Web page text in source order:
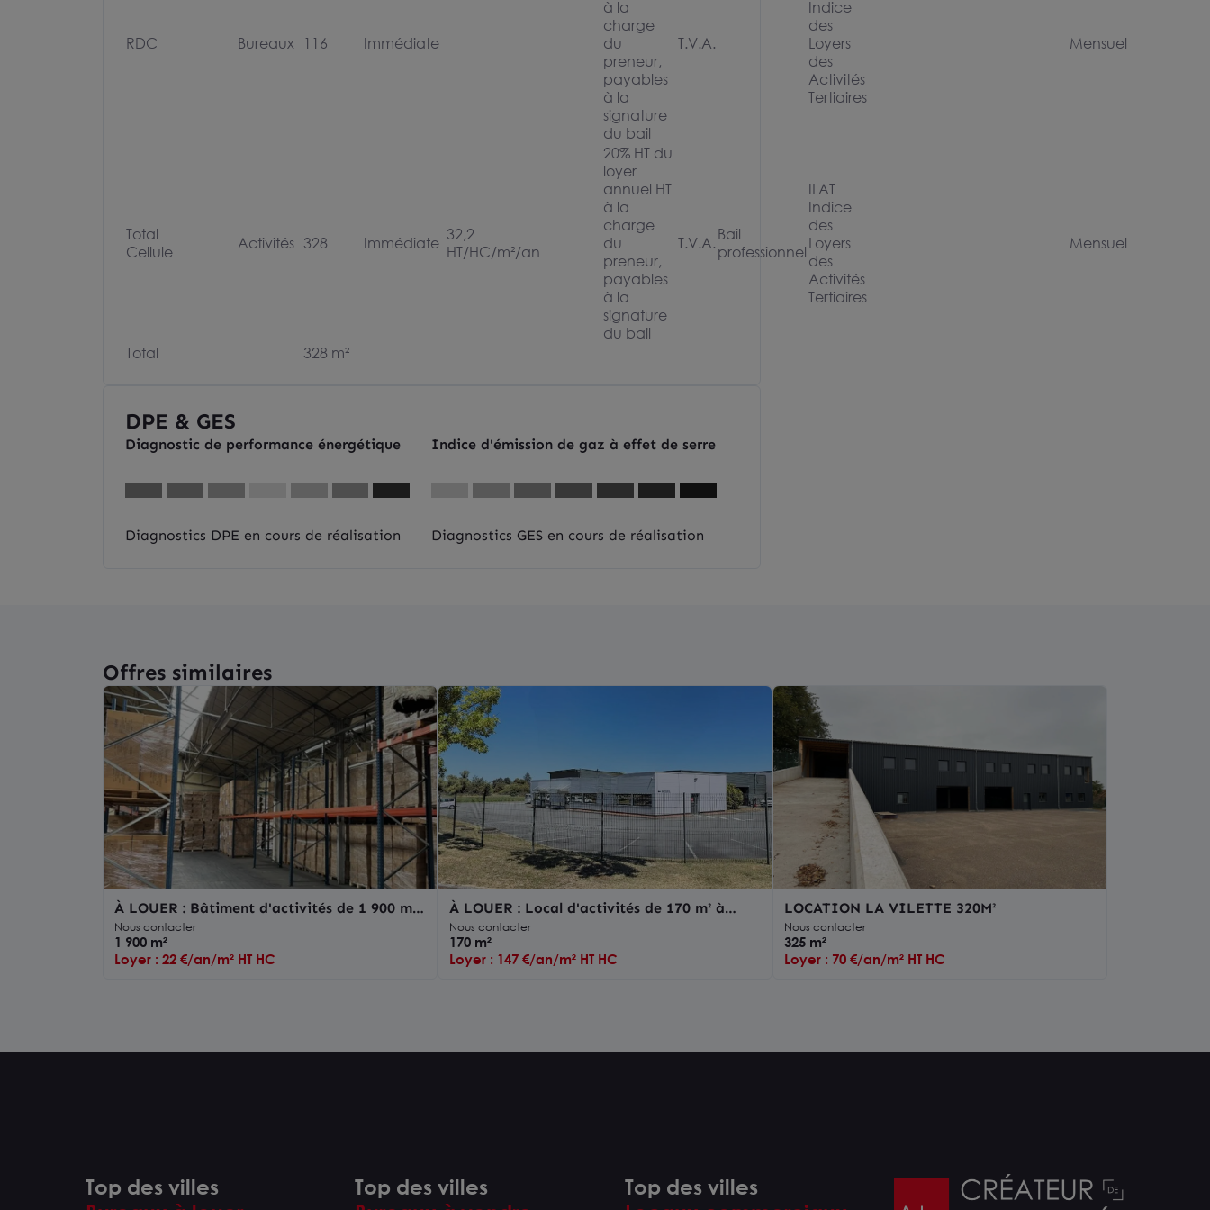
RDC Bureaux 116 Immédiate
à la
charge
du
preneur,
payables
à la
signature
du bail
T.V.A.
Indice
des
Loyers
des
Activités
Tertiaires
Mensuel
Total
Cellule
Activités 328 Immédiate 32,2
HT/HC/m²/an
20% HT du
loyer
annuel HT
à la
charge
du
preneur,
payables
à la
signature
du bail
T.V.A. Bail
professionnel
ILAT
Indice
des
Loyers
des
Activités
Tertiaires
Mensuel
Total 328 m²
DPE & GES
Diagnostic de performance énergétique
Diagnostics DPE en cours de réalisation
Indice d'émission de gaz à effet de serre
Diagnostics GES en cours de réalisation
Offres similaires
À LOUER : Bâtiment d'activités de 1 900 m²
indépendant sur son terrain à ROANNE
Nous contacter
1 900 m²
Loyer : 22 €/an/m² HT HC
À LOUER : Local d'activités de 170 m² à
Riorges
Nous contacter
170 m²
Loyer : 147 €/an/m² HT HC
LOCATION LA VILETTE 320M²
Nous contacter
325 m²
Loyer : 70 €/an/m² HT HC
Top des villes
Top des villes
Top des villes